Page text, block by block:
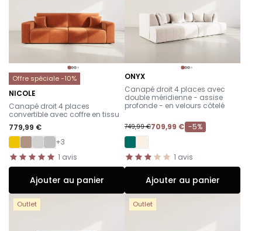
Offre spéciale -10%
NICOLE
-
Canapé droit 4 places
convertible avec coffre en tissu
779,99 €
+3
1 avis
Ajouter au panier
ONYX
-
Canapé droit 4 places avec
double méridienne - assise
profonde - en velours côtelé
749,99 €709,99 € -5%
1 avis
Ajouter au panier
Outlet Outlet